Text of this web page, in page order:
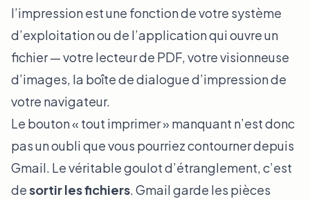
l’impression est une fonction de votre système
d’exploitation ou de l’application qui ouvre un
fichier — votre lecteur de PDF, votre visionneuse
d’images, la boîte de dialogue d’impression de
votre navigateur.
Le bouton « tout imprimer » manquant n’est donc
pas un oubli que vous pourriez contourner depuis
Gmail. Le véritable goulot d’étranglement, c’est
desortir les fichiers. Gmail garde les pièces